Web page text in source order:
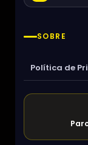
SOBRE
Política de